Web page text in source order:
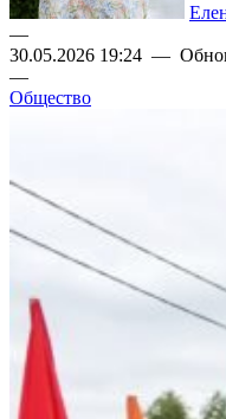
—
30.05.2026 19:24 —
—
Общество